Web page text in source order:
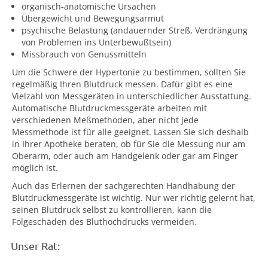
organisch-anatomische Ursachen
Übergewicht und Bewegungsarmut
psychische Belastung (andauernder Streß, Verdrängung
von Problemen ins Unterbewußtsein)
Missbrauch von Genussmitteln
Um die Schwere der Hypertonie zu bestimmen, sollten Sie
regelmäßig Ihren Blutdruck messen. Dafür gibt es eine
Vielzahl von Messgeräten in unterschiedlicher Ausstattung.
Automatische Blutdruckmessgeräte arbeiten mit
verschiedenen Meßmethoden, aber nicht jede
Messmethode ist für alle geeignet. Lassen Sie sich deshalb
in Ihrer Apotheke beraten, ob für Sie die Messung nur am
Oberarm, oder auch am Handgelenk oder gar am Finger
möglich ist.
Auch das Erlernen der sachgerechten Handhabung der
Blutdruckmessgeräte ist wichtig. Nur wer richtig gelernt hat,
seinen Blutdruck selbst zu kontrollieren, kann die
Folgeschäden des Bluthochdrucks vermeiden.
Unser Rat: